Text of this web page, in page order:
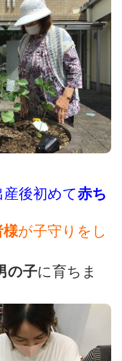
産後初めて赤ち
様が子守りをし
の子に育ちま